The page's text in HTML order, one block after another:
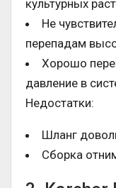
культурных
Не
перепадам
Хорошо
давление в
Недостатки:
Шланг
Сборка